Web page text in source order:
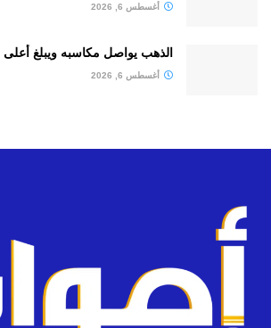
أغسطس 6, 2026
الذهب يواصل مكاسبه ويبلغ أعلى
أغسطس 6, 2026